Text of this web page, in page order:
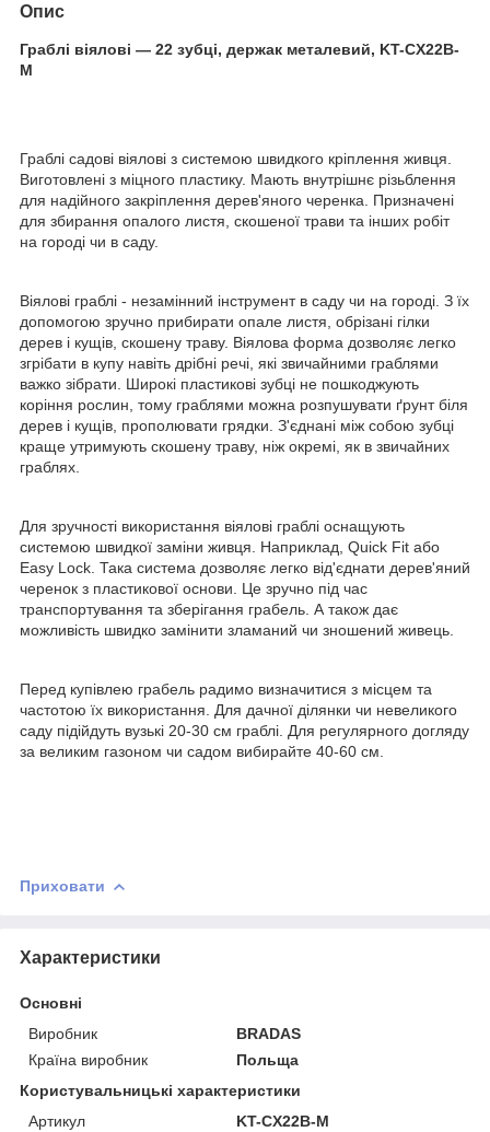
Опис
Граблі віялові — 22 зубці, держак металевий, KT-CX22B-
M
Граблі садові віялові з системою швидкого кріплення живця.
Виготовлені з міцного пластику. Мають внутрішнє різьблення
для надійного закріплення дерев'яного черенка. Призначені
для збирання опалого листя, скошеної трави та інших робіт
на городі чи в саду.
Віялові граблі - незамінний інструмент в саду чи на городі. З їх
допомогою зручно прибирати опале листя, обрізані гілки
дерев і кущів, скошену траву. Віялова форма дозволяє легко
згрібати в купу навіть дрібні речі, які звичайними граблями
важко зібрати. Широкі пластикові зубці не пошкоджують
коріння рослин, тому граблями можна розпушувати ґрунт біля
дерев і кущів, прополювати грядки. З'єднані між собою зубці
краще утримують скошену траву, ніж окремі, як в звичайних
граблях.
Для зручності використання віялові граблі оснащують
системою швидкої заміни живця. Наприклад, Quick Fit або
Easy Lock. Така система дозволяє легко від'єднати дерев'яний
черенок з пластикової основи. Це зручно під час
транспортування та зберігання грабель. А також дає
можливість швидко замінити зламаний чи зношений живець.
Перед купівлею грабель радимо визначитися з місцем та
частотою їх використання. Для дачної ділянки чи невеликого
саду підійдуть вузькі 20-30 см граблі. Для регулярного догляду
за великим газоном чи садом вибирайте 40-60 см.
Приховати
Характеристики
Основні
Виробник
BRADAS
Країна виробник
Польща
Користувальницькі характеристики
Артикул
KT-CX22B-M